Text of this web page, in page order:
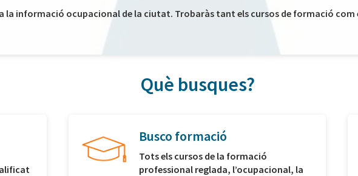
la informació ocupacional de la ciutat. Trobaràs tant els cursos de formació com
Què busques?
Busco formació
Tots els cursos de la formació
professional reglada, l’ocupacional, la